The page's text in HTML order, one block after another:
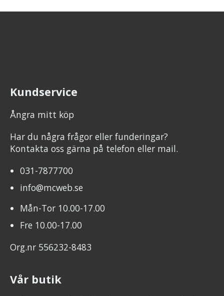
Kundservice
Ångra mitt köp
Har du några frågor eller funderingar?
Kontakta oss gärna på telefon eller mail.
031-7877700
info@mcweb.se
Mån-Tor 10.00-17.00
Fre 10.00-17.00
Org.nr 556232-8483
Vår butik